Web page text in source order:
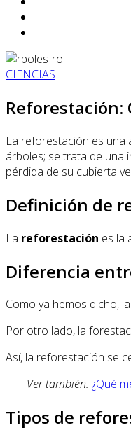
CIENCIAS
Reforestación:
La reforestación es una
árboles; se trata de una
pérdida de su cubierta
Definición de
La reforestación es la
Diferencia
Como ya hemos dicho,
Por otro lado, la
Así, la reforestación se
Ver también:¿Qué
Tipos de